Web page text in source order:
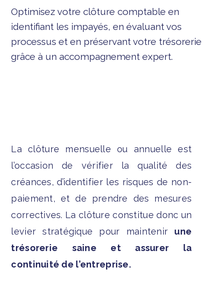
Optimisez votre clôture comptable en
identifiant les impayés, en évaluant vos
processus et en préservant votre trésorerie
grâce à un accompagnement expert.
La clôture mensuelle ou annuelle est
l’occasion de vérifier la qualité des
créances, d’identifier les risques de non-
paiement, et de prendre des mesures
correctives. La clôture constitue donc un
levier stratégique pour maintenir une
trésorerie saine et assurer la
continuité de l’entreprise.